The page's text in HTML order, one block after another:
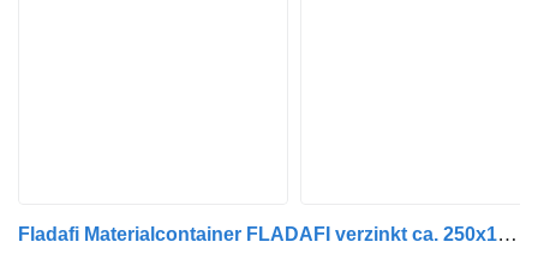
Fladafi Materialcontainer FLADAFI verzinkt ca. 250x190x205h cm